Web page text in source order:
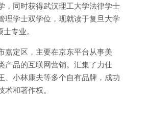
，同时获得武汉理工大学法律学士
理学士双学位，现就读于复旦大学
专业。
嘉定区，主要在京东平台从事美
产品的互联网营销。汇集了力仕
、小林康夫等多个自有品牌，成功
术和著作权。